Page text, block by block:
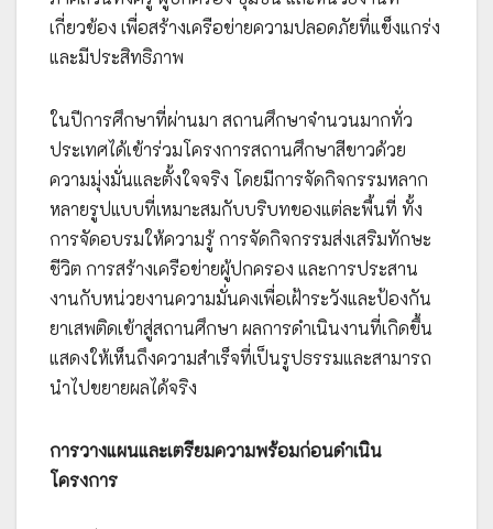
เกี่ยวข้อง เพื่อสร้างเครือข่ายความปลอดภัยที่แข็งแกร่ง
และมีประสิทธิภาพ
ในปีการศึกษาที่ผ่านมา สถานศึกษาจำนวนมากทั่ว
ประเทศได้เข้าร่วมโครงการสถานศึกษาสีขาวด้วย
ความมุ่งมั่นและตั้งใจจริง โดยมีการจัดกิจกรรมหลาก
หลายรูปแบบที่เหมาะสมกับบริบทของแต่ละพื้นที่ ทั้ง
การจัดอบรมให้ความรู้ การจัดกิจกรรมส่งเสริมทักษะ
ชีวิต การสร้างเครือข่ายผู้ปกครอง และการประสาน
งานกับหน่วยงานความมั่นคงเพื่อเฝ้าระวังและป้องกัน
ยาเสพติดเข้าสู่สถานศึกษา ผลการดำเนินงานที่เกิดขึ้น
แสดงให้เห็นถึงความสำเร็จที่เป็นรูปธรรมและสามารถ
นำไปขยายผลได้จริง
การวางแผนและเตรียมความพร้อมก่อนดำเนิน
โครงการ